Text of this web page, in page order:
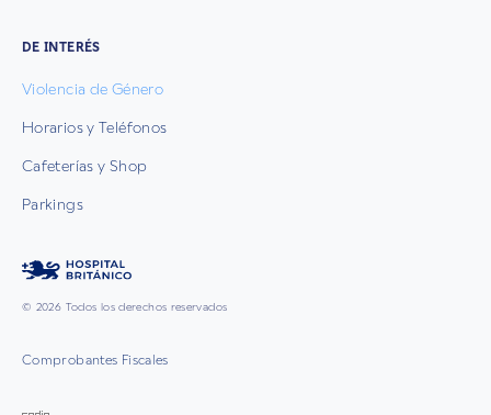
DE INTERÉS
Violencia de Género
Horarios y Teléfonos
Cafeterías y Shop
Parkings
© 2026 Todos los derechos reservados
Comprobantes Fiscales